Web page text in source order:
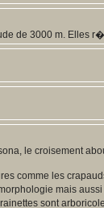
de 3000 m. Elles
le croisement
comme les
mais
sont